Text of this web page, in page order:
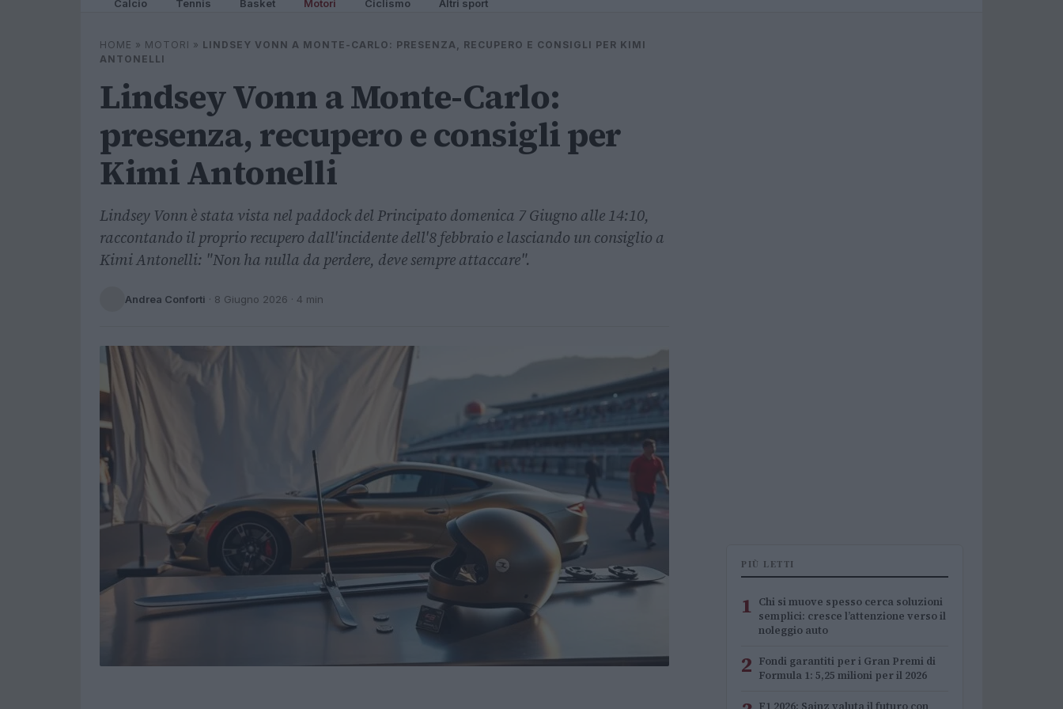
Calcio Tennis Basket Motori Ciclismo Altri sport
HOME » MOTORI » LINDSEY VONN A MONTE-CARLO: PRESENZA, RECUPERO E CONSIGLI PER KIMI
ANTONELLI
Lindsey Vonn a Monte-Carlo:
presenza, recupero e consigli per
Kimi Antonelli
Lindsey Vonn è stata vista nel paddock del Principato domenica 7 Giugno alle 14:10,
raccontando il proprio recupero dall'incidente dell'8 febbraio e lasciando un consiglio a
Kimi Antonelli: "Non ha nulla da perdere, deve sempre attaccare".
Andrea Conforti · 8 Giugno 2026 · 4 min
PIÙ LETTI
1 Chi si muove spesso cerca soluzioni
semplici: cresce l’attenzione verso il
noleggio auto
2 Fondi garantiti per i Gran Premi di
Formula 1: 5,25 milioni per il 2026
F1 2026: Sainz valuta il futuro con